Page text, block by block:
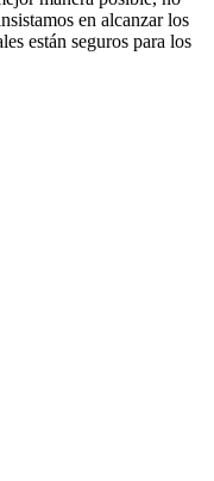
en alcanzar los
están seguros para los